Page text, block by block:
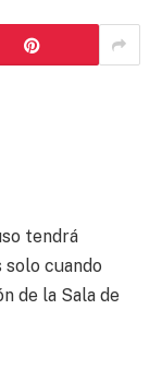
tendrá
cuando
de la Sala de